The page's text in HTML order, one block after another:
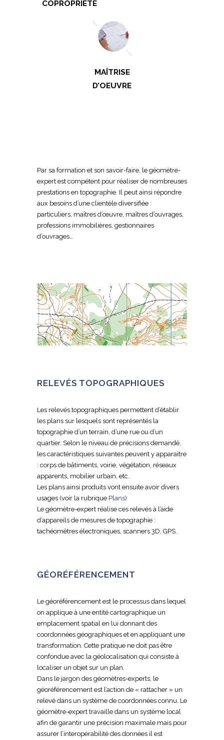
COPROPRIÉTÉ
MAÎTRISE
D’OEUVRE
Par sa formation et son savoir-faire, le géomètre-
expert est compétent pour réaliser de nombreuses
prestations en topographie. Il peut ainsi répondre
aux besoins d’une clientèle diversifiée :
particuliers, maîtres d’œuvre, maîtres d’ouvrages,
professions immobilières, gestionnaires
d’ouvrages…
RELEVÉS TOPOGRAPHIQUES
Les relevés topographiques permettent d’établir
les plans sur lesquels sont représentés la
topographie d’un terrain, d’une rue ou d’un
quartier. Selon le niveau de précisions demandé,
les caractéristiques suivantes peuvent y apparaitre
: corps de bâtiments, voirie, végétation, réseaux
apparents, mobilier urbain, etc.
Les plans ainsi produits vont ensuite avoir divers
usages (voir la rubrique Plans)
Le géomètre-expert réalise ces relevés à l’aide
d’appareils de mesures de topographie :
tachéomètres électroniques, scanners 3D, GPS.
GÉORÉFÉRENCEMENT
Le géoréférencement est le processus dans lequel
on applique à une entité cartographique un
emplacement spatial en lui donnant des
coordonnées géographiques et en appliquant une
transformation. Cette pratique ne doit pas être
confondue avec la géolocalisation qui consiste à
localiser un objet sur un plan.
Dans le jargon des géomètres-experts, le
géoréférencement est l’action de « rattacher » un
relevé dans un système de coordonnées connu. Le
géomètre-expert travaille dans un système local
afin de garantir une précision maximale mais pour
assurer l’interopérabilité des données il est